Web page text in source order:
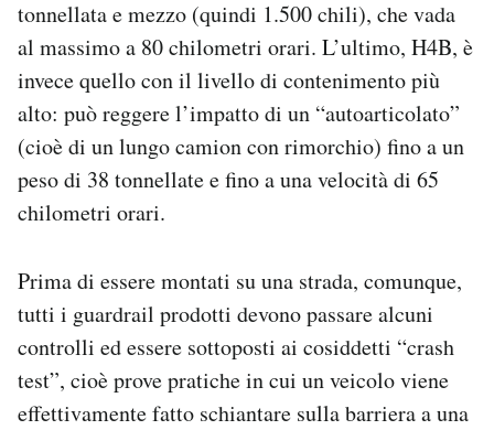
tonnellata e mezzo (quindi 1.500 chili), che vada
al massimo a 80 chilometri orari. L’ultimo, H4B, è
invece quello con il livello di contenimento più
alto: può reggere l’impatto di un “autoarticolato”
(cioè di un lungo camion con rimorchio) fino a un
peso di 38 tonnellate e fino a una velocità di 65
chilometri orari.
Prima di essere montati su una strada, comunque,
tutti i guardrail prodotti devono passare alcuni
controlli ed essere sottoposti ai cosiddetti “crash
test”, cioè prove pratiche in cui un veicolo viene
effettivamente fatto schiantare sulla barriera a una